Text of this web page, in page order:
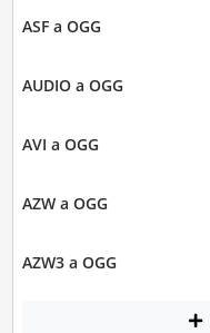
ASF a OGG
AUDIO a OGG
AVI a OGG
AZW a OGG
AZW3 a OGG